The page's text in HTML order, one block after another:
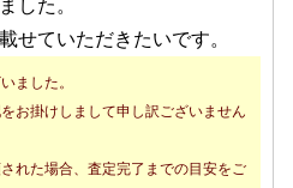
した。
せていただきたいです。
ました。
お掛けしまして申し訳ございません
れた場合、査定完了までの目安をご